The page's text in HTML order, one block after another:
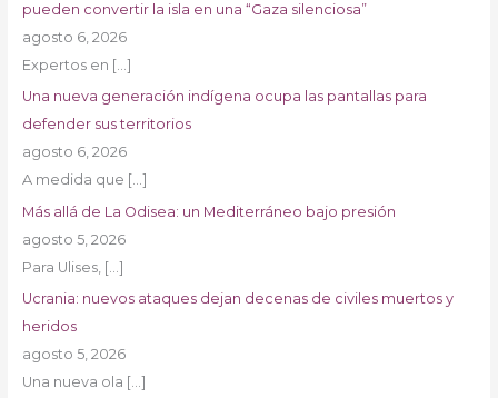
pueden convertir la isla en una “Gaza silenciosa”
agosto 6, 2026
Expertos en […]
Una nueva generación indígena ocupa las pantallas para
defender sus territorios
agosto 6, 2026
A medida que […]
Más allá de La Odisea: un Mediterráneo bajo presión
agosto 5, 2026
Para Ulises, […]
Ucrania: nuevos ataques dejan decenas de civiles muertos y
heridos
agosto 5, 2026
Una nueva ola […]